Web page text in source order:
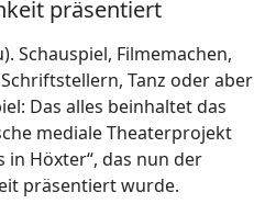
präsentiert
Schauspiel, Filmemachen,
Tanz oder aber
Das alles beinhaltet das
mediale Theaterprojekt
in Höxter“, das nun der
präsentiert wurde.